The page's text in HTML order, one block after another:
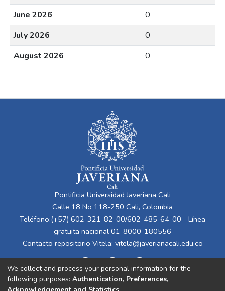
June 2026
0
July 2026
0
August 2026
0
Pontificia Universidad Javeriana Cali
Calle 18 No 118-250 Cali, Colombia
Teléfono:(+57) 602-321-82-00/602-485-64-00 - Línea
gratuita nacional 01-8000-180556
Contacto repositorio Vitela: vitela@javerianacali.edu.co
We collect and process your personal information for the
following purposes: Authentication, Preferences,